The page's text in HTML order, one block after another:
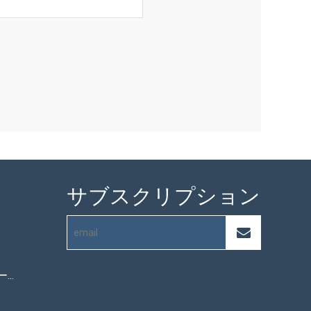
マイクロファイバータオル
サブスクリプション